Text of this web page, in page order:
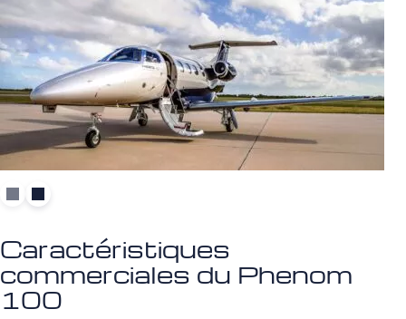
Caractéristiques
commerciales du Phenom
100